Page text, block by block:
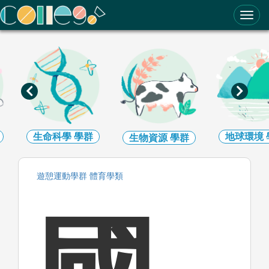
ColleGo! 大學選才與高中育才輔助系統
生命科學 學群 生物資源學群 地球環境
遊憩運動學群 體育學類